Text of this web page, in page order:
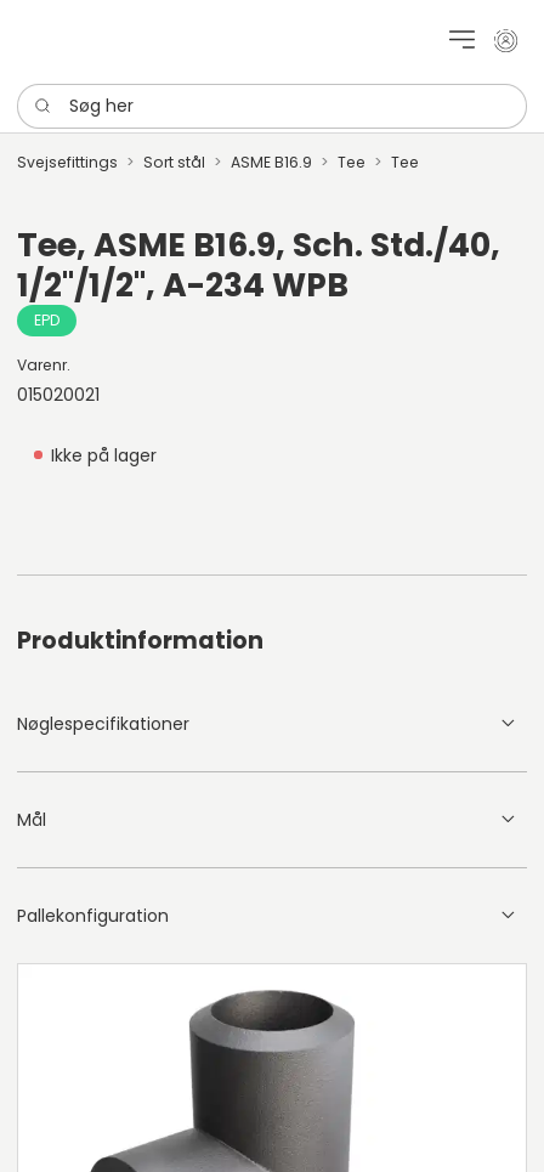
Mit
Søg her
Svejsefittings Sort stål ASME B16.9 Tee Tee
Tee, ASME B16.9, Sch. Std./40,
1/2"/1/2", A-234 WPB
EPD
Varenr.
015020021
Ikke på lager
Produktinformation
Nøglespecifikationer
Mål
Pallekonfiguration